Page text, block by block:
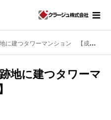
建つタワーマンション 【成約済】
地に建つタワーマ